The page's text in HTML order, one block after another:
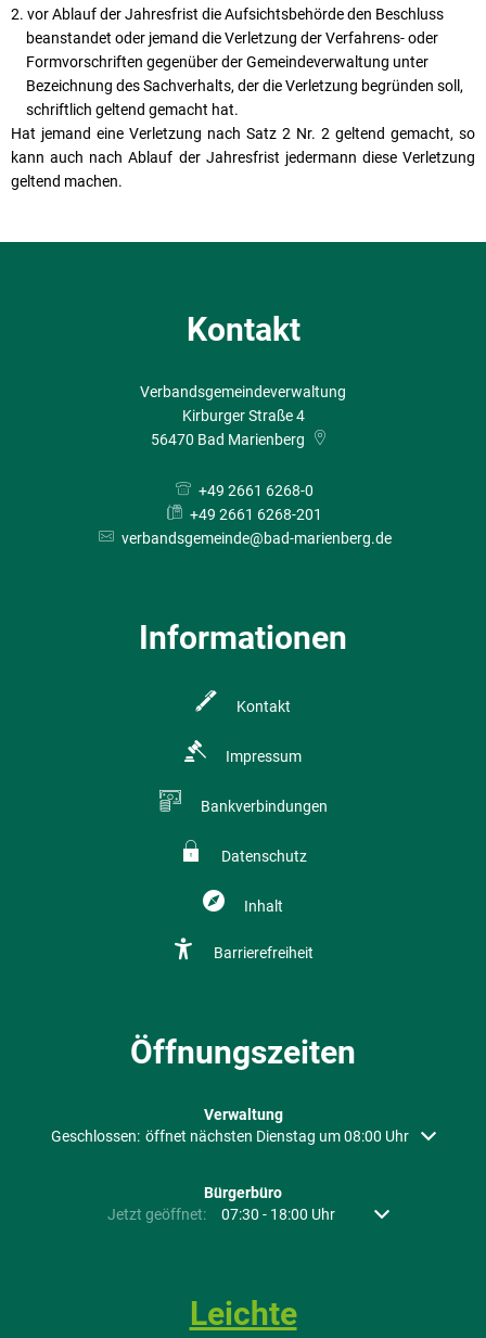
vor Ablauf der Jahresfrist die Aufsichtsbehörde den Beschluss
beanstandet oder jemand die Verletzung der Verfahrens- oder
Formvorschriften gegenüber der Gemeindeverwaltung unter
Bezeichnung des Sachverhalts, der die Verletzung begründen soll,
schriftlich geltend gemacht hat.
Hat jemand eine Verletzung nach Satz 2 Nr. 2 geltend gemacht, so
kann auch nach Ablauf der Jahresfrist jedermann diese Verletzung
geltend machen.
Kontakt
Verbandsgemeindeverwaltung
Kirburger Straße 4
56470 Bad Marienberg
+49 2661 6268-0
+49 2661 6268-201
verbandsgemeinde@bad-marienberg.de
Informationen
Kontakt
Impressum
Bankverbindungen
Datenschutz
Inhalt
Barrierefreiheit
Öffnungszeiten
Verwaltung
Klicken, um weitere Öffnungs- oder Schließzeiten auszublenden
Geschlossen: öffnet nächsten Dienstag um 08:00 Uhr
Bürgerbüro
Klicken, um weitere Öffnungs- oder Schließzeiten
Jetzt geöffnet: 07:30 - 18:00 Uhr Von 07:30 bis
Leichte